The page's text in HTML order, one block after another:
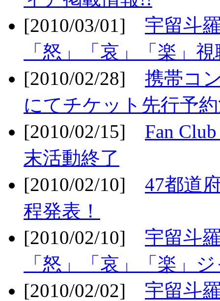
[2010/03/01] 宇留斗
「怒」「哀」「楽」
[2010/02/28] 携帯コ
にてチケット先行予
[2010/02/15] Fan
末活動終了
[2010/02/10] 47都道
程発表！
[2010/02/10] 宇留斗
「怒」「哀」「楽」
[2010/02/02] 宇留斗